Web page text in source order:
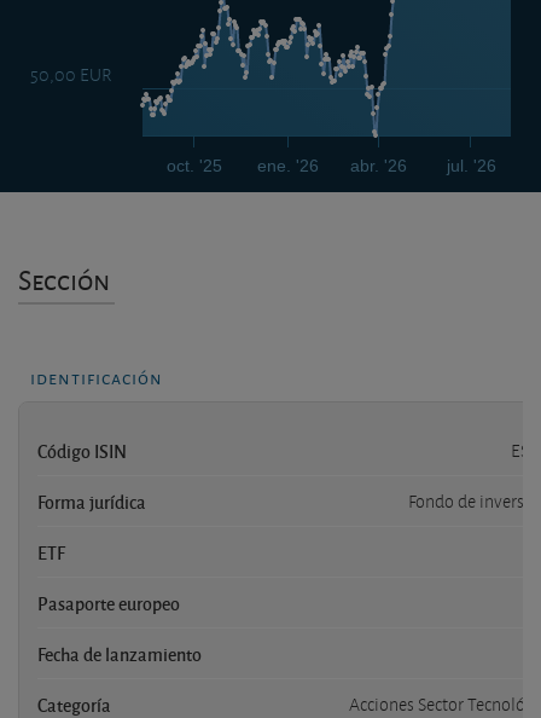
ene. '26 jul. '26
oct. '25 abr. '26
50,00 EUR
Sección
identificación
Código ISIN
Forma jurídica Fondo de
ETF
Pasaporte europeo
Fecha de lanzamiento
Categoría Acciones Sector